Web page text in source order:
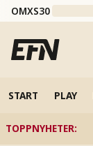
OMXS30
START PLAY
TOPPNYHETER: